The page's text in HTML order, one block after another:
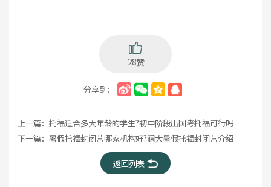
28赞
分享到：
上一篇： 托福适合多大年龄的学生?初中阶段出国考托福可行吗
下一篇： 暑假托福封闭营哪家机构好?澜大暑假托福封闭营介绍
返回列表